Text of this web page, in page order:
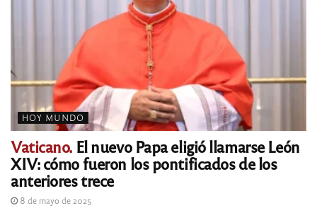
HOY MUNDO
Vaticano. El nuevo Papa eligió llamarse León
XIV: cómo fueron los pontificados de los
anteriores trece
8 de mayo de 2025